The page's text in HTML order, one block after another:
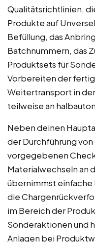
Qualitätsrichtlinien,
Produkte auf
Befüllung, das
Batchnummern, das
Produktsets für
Vorbereiten der
Weitertransport in
teilweise an
Neben deinen
der Durchführung
vorgegebenen
Materialwechseln an
übernimmst
die
im Bereich der
Sonderaktionen und
Anlagen bei